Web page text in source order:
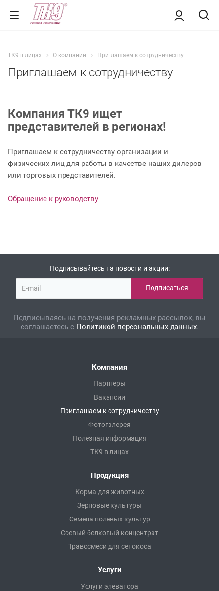
ТК9 в лицах О компании Приглашаем к сотрудничеству
Приглашаем к сотрудничеству
Компания ТК9 ищет
представителей в регионах!
Приглашаем к сотрудничеству организации и
физических лиц для работы в качестве наших дилеров
или торговых представителей.
Обращение к руководству
Подписывайтесь на новости и акции:
Подписываясь на получения рекламных рассылок, вы
соглашаетесь с Политикой персональных данных.
Компания
Партнеры
Вакансии
Приглашаем к сотрудничеству
Фотогалерея
Полезная информация
ТК9 в лицах
Продукция
Корма для животных
Зерновые культуры
Семена полевых культур
Соевый белковый концентрат
Травосмеси для сенокоса
Услуги
Услуги элеватора